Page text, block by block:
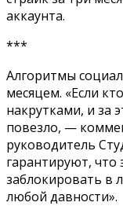
аккаунта.
***
Алгоритмы
месяцем. «Если
накрутками, и за
повезло, —
руководитель
гарантируют, что
заблокировать в
любой давности».